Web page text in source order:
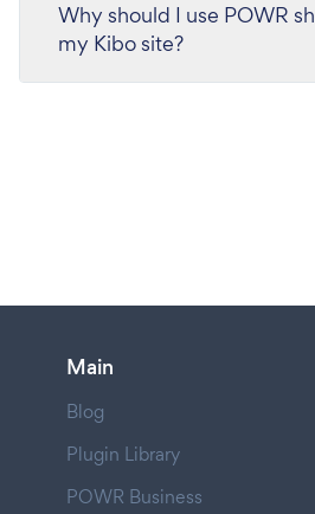
Why should I use POWR
my Kibo site?
Main
Blog
Plugin Library
POWR Business